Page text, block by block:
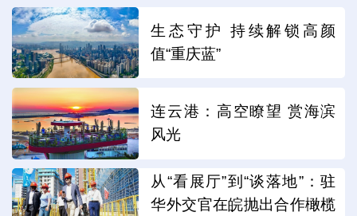
生态守护 持续解锁高颜
值“重庆蓝”
连云港：高空瞭望 赏海滨
风光
从“看展厅”到“谈落地”：驻
华外交官在皖抛出合作橄榄